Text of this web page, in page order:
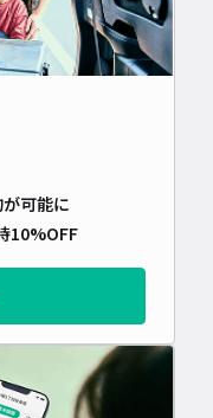
可能に
10%OFF